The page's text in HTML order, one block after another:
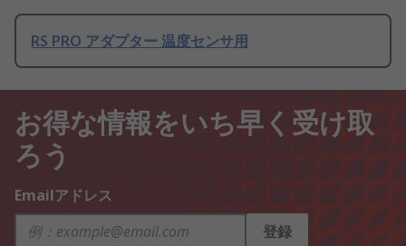
RS PRO アダプター 温度センサ用
お得な情報をいち早く受け取
ろう
Emailアドレス
登録